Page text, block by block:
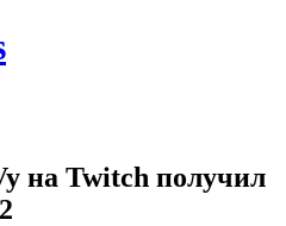
на Twitch получил